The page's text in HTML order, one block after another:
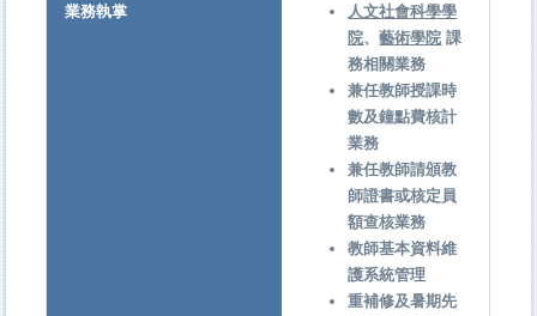
業務執掌
人文社會科學學
院、藝術學院 課
務相關業務
兼任教師授課時
數及鐘點費核計
業務
兼任教師請頒教
師證書或核定員
額查核業務
教師基本資料維
護系統管理
重補修及暑期先